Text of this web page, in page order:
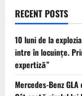
RECENT POSTS
10 luni de la
intre în locuințe.
expertiză”
Mercedes-Benz